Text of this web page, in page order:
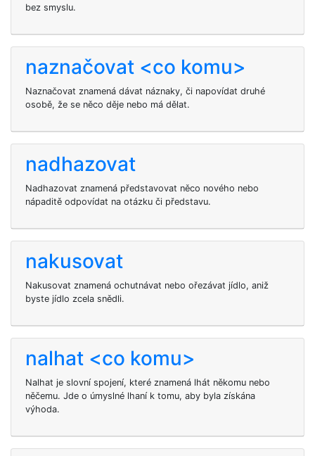
bez smyslu.
naznačovat <co komu>
Naznačovat znamená dávat náznaky, či napovídat druhé
osobě, že se něco děje nebo má dělat.
nadhazovat
Nadhazovat znamená představovat něco nového nebo
nápaditě odpovídat na otázku či představu.
nakusovat
Nakusovat znamená ochutnávat nebo ořezávat jídlo, aniž
byste jídlo zcela snědli.
nalhat <co komu>
Nalhat je slovní spojení, které znamená lhát někomu nebo
něčemu. Jde o úmyslné lhaní k tomu, aby byla získána
výhoda.